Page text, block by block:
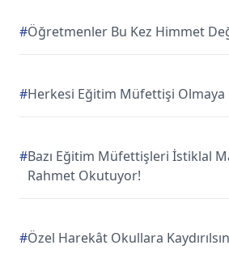
#Öğretmenler Bu Kez Himmet
#Herkesi Eğitim Müfettişi Olmaya
#Bazı Eğitim Müfettişleri İstiklal
Rahmet Okutuyor!
#Özel Harekât Okullara